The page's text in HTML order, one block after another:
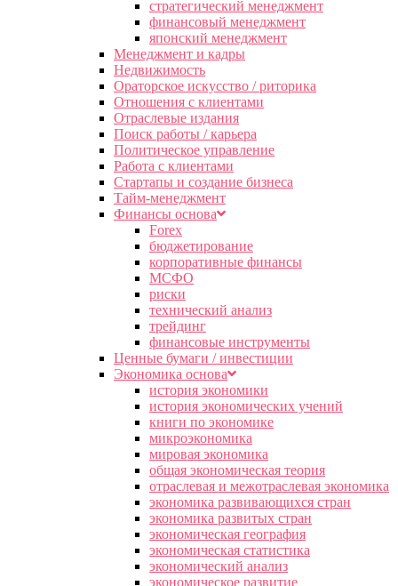
стратегический менеджмент
финансовый менеджмент
японский менеджмент
Менеджмент и кадры
Недвижимость
Ораторское искусство / риторика
Отношения с клиентами
Отраслевые издания
Поиск работы / карьера
Политическое управление
Работа с клиентами
Стартапы и создание бизнеса
Тайм-менеджмент
Финансы основа
Forex
бюджетирование
корпоративные финансы
МСФО
риски
технический анализ
трейдинг
финансовые инструменты
Ценные бумаги / инвестиции
Экономика основа
история экономики
история экономических учений
книги по экономике
микроэкономика
мировая экономика
общая экономическая теория
отраслевая и межотраслевая экономика
экономика развивающихся стран
экономика развитых стран
экономическая география
экономическая статистика
экономический анализ
экономическое развитие